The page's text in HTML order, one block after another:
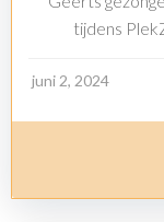
tijdens
juni 2, 2024